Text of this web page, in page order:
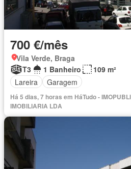
700 €/mês
Vila Verde, Braga
T3
1 Banheiro
109 m²
Lareira
Garagem
Há 5 dias, 7 horas em HáTudo -
IMOBILIARIA LDA